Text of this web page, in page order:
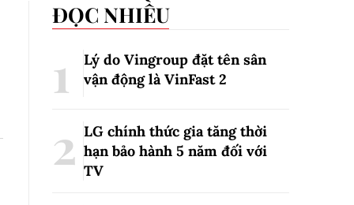
ĐỌC NHIỀU
Lý do Vingroup đặt tên sân
vận động là VinFast2
LG chính thức gia tăng thời
hạn bảo hành 5 năm đối với
TV